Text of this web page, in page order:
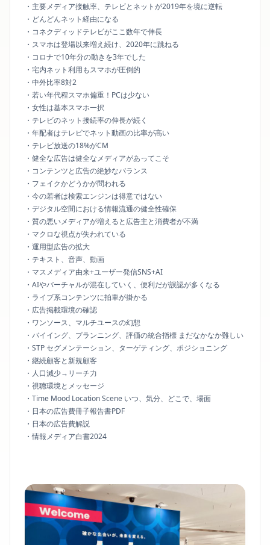
・主要メディア接触率、テレビとネットが2019年を境に逆転
・どんどんネット経由になる
・コネクディッドテレビがここ数年で伸長
・スマホは登場以来増え続け、2020年に跳ねる
・コロナで10年分の動きを3年でした
・宅内ネット利用もスマホが圧倒的
・中外比率8対2
・若い年代程スマホ偏重！PCは少ない
・女性は基本スマホ一択
・テレビのネット接続率の伸長が続く
・年配者はテレビでネット動画の比率が高い
・テレビ放送の18%がCM
・健全な広告は健全なメディアがあってこそ
・コンテンツと広告の絶妙なバランス
・フェイクかどうかが問われる
・今の若者は検索エンジンは得意ではない
・デジタル空間における情報流通の健全性確保
・質の悪いメディアが増えると広告主と消費者が不満
・マクロな視点が失われている
・運用型広告の拡大
・テキスト、音声、動画
・マスメディア由来+ユーザー発信SNS+AI
・AIやバーチャルが混在していく、便利だが誤認が多くなる
・ライブ系コンテンツに拍車が掛かる
・広告掲載環境の確認
・ワンソース、マルチユースの幻想
・バイイング、プランニング、評価の統合指標 まだなかなか難しい
・STP セグメンテーション、ターゲティング、ポジショニング
・継続顧客と新規顧客
・人口減少→リーチ力
・視聴環境とメッセージ
・Time Mood Location Scene いつ、気分、どこで、場面
・日本の広告費冊子報告書PDF
・日本の広告費解説
・情報メディア白書2024